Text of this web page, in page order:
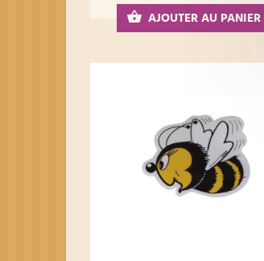
AJOUTER AU PANIER